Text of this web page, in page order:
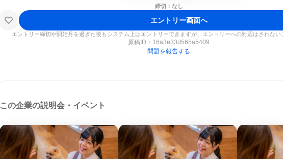
締切：なし
エントリー画面へ
エントリー締切や開始月を過ぎた後もシステム上はエントリーできますが、エントリーへの対応はされない
原稿ID： 16a3e33d565a5409
問題を報告する
この企業の説明会・イベント